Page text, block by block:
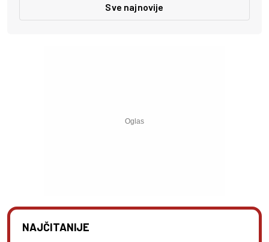
Sve najnovije
NAJČITANIJE